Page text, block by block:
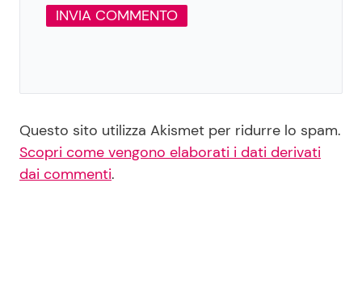
Questo sito utilizza Akismet per ridurre lo spam.
Scopri come vengono elaborati i dati derivati
dai commenti.